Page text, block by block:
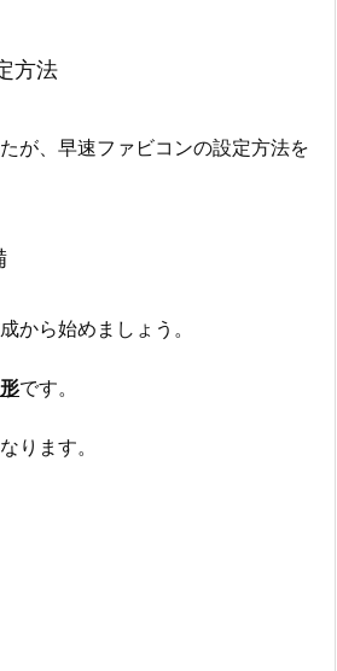
方法
が、早速ファビコンの設定方法を
から始めましょう。
です。
ります。